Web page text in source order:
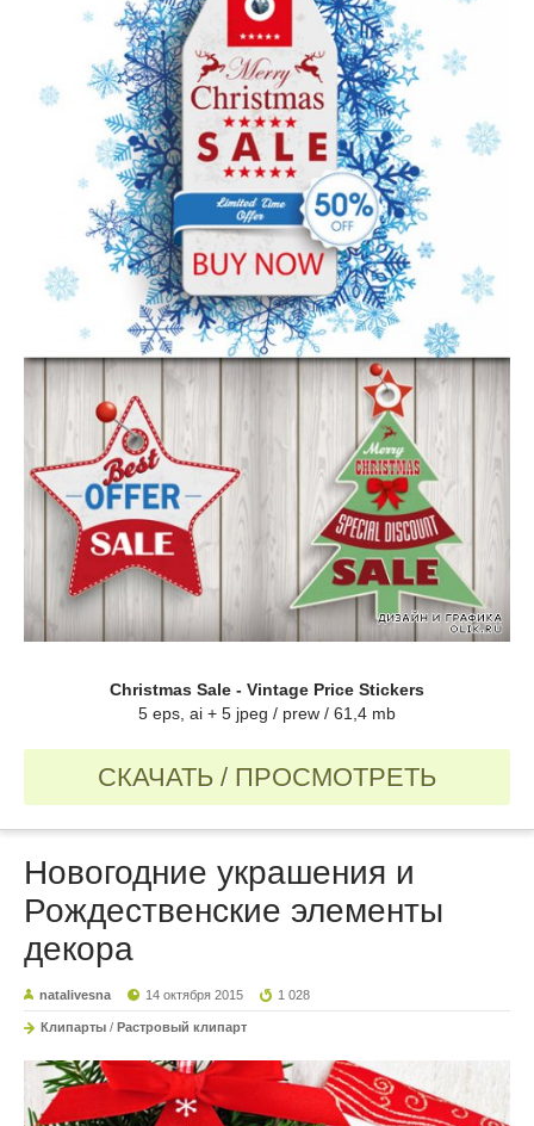
Christmas Sale - Vintage Price Stickers
5 eps, ai + 5 jpeg / prew / 61,4 mb
СКАЧАТЬ / ПРОСМОТРЕТЬ
Новогодние украшения и
Рождественские элементы
декора
natalivesna 14 октября 2015 1 028
Клипарты / Растровый клипарт